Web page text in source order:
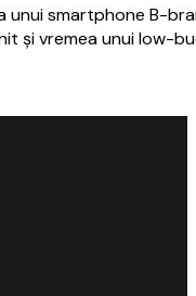
smartphone B-
și vremea unui